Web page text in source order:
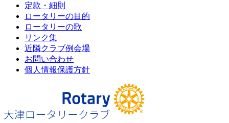
定款・細則
ロータリーの目的
ロータリーの歌
リンク集
近隣クラブ例会場
お問い合わせ
個人情報保護方針